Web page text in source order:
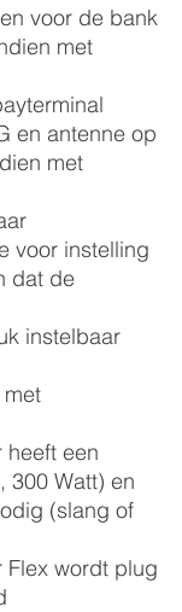
voor de bank
met
en antenne op
met
voor instelling
dat de
instelbaar
heeft een
300 Watt) en
(slang of
Flex wordt plug